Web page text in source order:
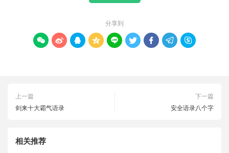
分享到
        
上一篇
剑来十大霸气语录
下一篇
安全语录八个字
相关推荐